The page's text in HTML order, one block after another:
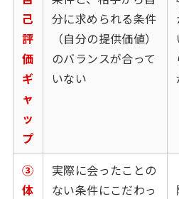
己
評
価
ギ
ャ
ッ
プ
分に求められる条件
（自分の提供価値）
のバランスが合って
いない
③
体
実際に会ったことの
ない条件にこだわっ